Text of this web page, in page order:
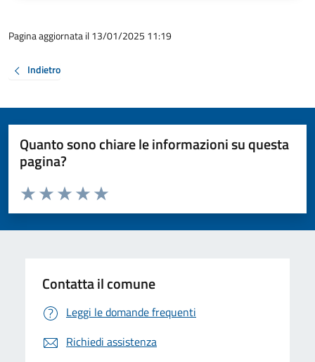
Pagina aggiornata il 13/01/2025 11:19
Indietro
Quanto sono chiare le informazioni su questa
pagina?
Valuta da 1 a 5 stelle la pagina
Valuta 5 stelle su 5
Valuta 4 stelle su 5
Valuta 3 stelle su 5
Valuta 2 stelle su 5
Valuta 1 stelle su 5
Contatta il comune
Leggi le domande frequenti
Richiedi assistenza